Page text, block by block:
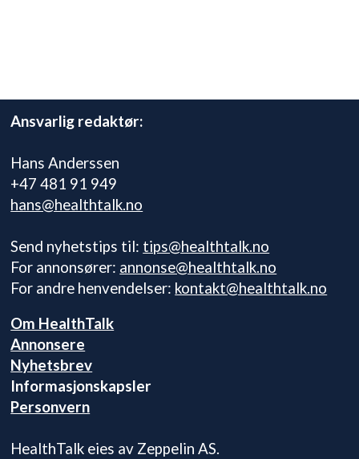
Ansvarlig redaktør:
Hans Anderssen
+47 481 91 949
hans@healthtalk.no
Send nyhetstips til: tips@healthtalk.no
For annonsører: annonse@healthtalk.no
For andre henvendelser: kontakt@healthtalk.no
Om HealthTalk
Annonsere
Nyhetsbrev
Informasjonskapsler
Personvern
HealthTalk eies av Zeppelin AS.